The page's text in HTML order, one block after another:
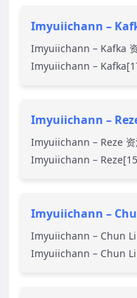
Imyuiichann –
Imyuiichann – Kafka
Imyuiichann –
Imyuiichann –
Imyuiichann – Reze 资
Imyuiichann –
Imyuiichann –
Imyuiichann – Chun Li
Imyuiichann – Chun